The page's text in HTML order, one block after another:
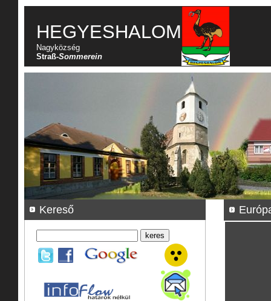
HEGYESHALOM
Nagyközség
Straß-Sommerein
Kereső